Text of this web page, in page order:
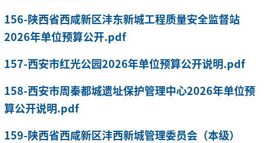
156-陕西省西咸新区沣东新城工程质量安全监督站
2026年单位预算公开.pdf
157-西安市红光公园2026年单位预算公开说明.pdf
158-西安市周秦都城遗址保护管理中心2026年单位预
算公开说明.pdf
159-陕西省西咸新区沣西新城管理委员会（本级）